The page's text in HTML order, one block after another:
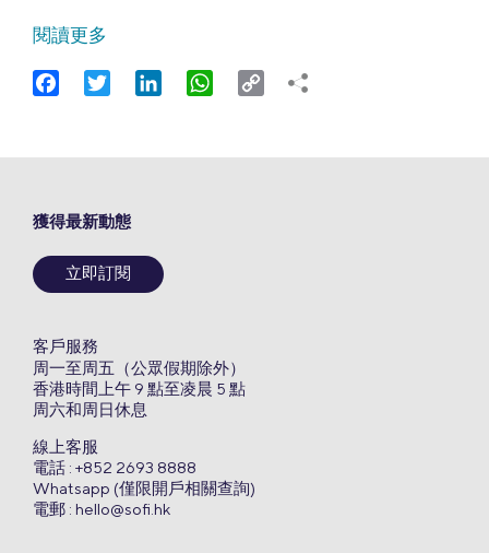
閱讀更多
FacebookTwitter LinkedIn WhatsApp
Copy
獲得最新動態
立即訂閱
客戶服務
周一至周五（公眾假期除外）
香港時間上午 9 點至凌晨 5 點
周六和周日休息
線上客服
電話 : +852 2693 8888
Whatsapp (僅限開戶相關查詢)
電郵 : hello@sofi.hk